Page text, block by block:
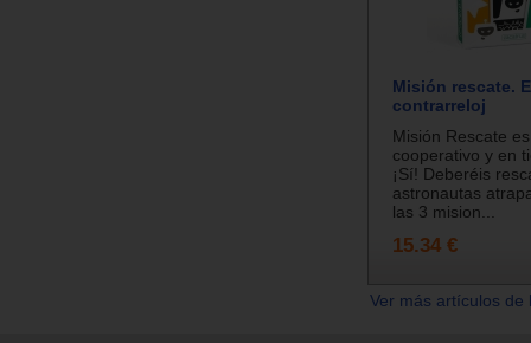
Misión rescate.
contrarreloj
Misión Rescate
cooperativo y en
¡Sí! Deberéis
astronautas
las 3 mision...
15.34 €
Ver más artículos